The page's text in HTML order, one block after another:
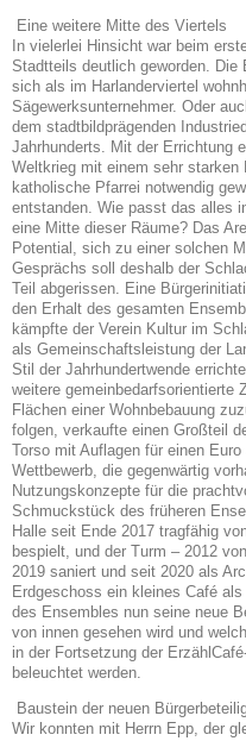
Eine weitere Mitte des Viertels
In vielerlei Hinsicht war beim
Stadtteils deutlich geworden. Die
sich als im Harlanderviertel
Sägewerksunternehmer. Oder
dem stadtbildprägenden
Jahrhunderts. Mit der Errichtung
Weltkrieg mit einem sehr starken
katholische Pfarrei notwendig
entstanden. Wie passt das alles
eine Mitte dieser Räume? Das
Potential, sich zu einer solchen
Gesprächs soll deshalb der
Teil abgerissen. Eine
den Erhalt des gesamten
kämpfte der Verein Kultur im
als Gemeinschaftsleistung der
Stil der Jahrhundertwende
weitere gemeinbedarfsorientierte
Flächen einer Wohnbebauung
folgen, verkaufte einen Großteil
Torso mit Auflagen für einen
Wettbewerb, die gegenwärtig
Nutzungskonzepte für die
Schmuckstück des früheren
Halle seit Ende 2017 tragfähig
bespielt, und der Turm – 2012
2019 saniert und seit 2020 als
Erdgeschoss ein kleines Café
des Ensembles nun seine neue
von innen gesehen wird und
in der Fortsetzung der
beleuchtet werden.
Baustein der neuen
Wir konnten mit Herrn Epp, der